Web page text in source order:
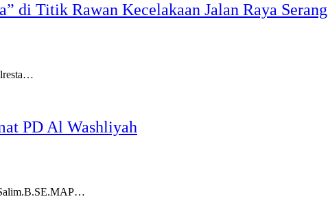
di Titik Rawan Kecelakaan Jalan Raya Serang
PD Al Washliyah